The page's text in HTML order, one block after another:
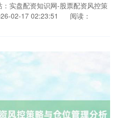
：实盘配资知识网-股票配资风控策
02-17 02:23:51
阅读：